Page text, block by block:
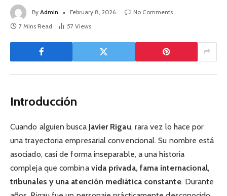
By Admin February 8, 2026
No Comments
7 Mins Read
57 Views
Introducción
Cuando alguien busca Javier Rigau, rara vez lo hace por
una trayectoria empresarial convencional. Su nombre está
asociado, casi de forma inseparable, a una historia
compleja que combina vida privada, fama internacional,
tribunales y una atención mediática constante. Durante